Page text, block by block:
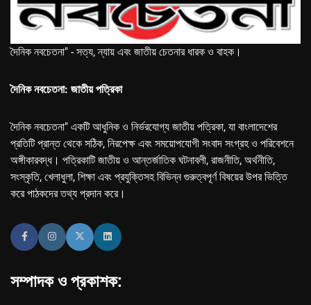
দৈনিক নবচেতনা" - সত্য, ন্যায় এবং জাতীয় চেতনার ধারক ও বাহক।
দৈনিক নবচেতনা: জাতীয় পত্রিকা
দৈনিক নবচেতনা" একটি আধুনিক ও নির্ভরযোগ্য জাতীয় পত্রিকা, যা বাংলাদেশের
প্রতিটি প্রান্ত থেকে সঠিক, নিরপেক্ষ এবং সময়োপযোগী সংবাদ সংগ্রহ ও পরিবেশনে
অঙ্গীকারবদ্ধ। পত্রিকাটি জাতীয় ও আন্তর্জাতিক ঘটনাবলী, রাজনীতি, অর্থনীতি,
সংস্কৃতি, খেলাধুলা, শিক্ষা এবং প্রযুক্তিসহ বিভিন্ন গুরুত্বপূর্ণ বিষয়ের উপর ভিত্তি
করে পাঠকদের তথ্য প্রদান করে।
সম্পাদক ও প্রকাশক: